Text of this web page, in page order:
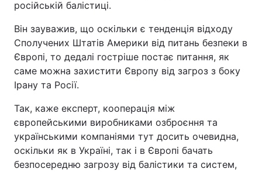
Здоров'я
Цікавинки Погода
Екологія Регіони
Відео з Youtube Статті
Інтерв'ю Думки
російській балістиці.
Він зауважив, що оскільки є тенденція відходу
Сполучених Штатів Америки від питань безпеки в
Європі, то дедалі гостріше постає питання, як
саме можна захистити Європу від загроз з боку
Ірану та Росії.
Так, каже експерт, кооперація між
європейськими виробниками озброєння та
українськими компаніями тут досить очевидна,
оскільки як в Україні, так і в Європі бачать
безпосередню загрозу від балістики та систем,